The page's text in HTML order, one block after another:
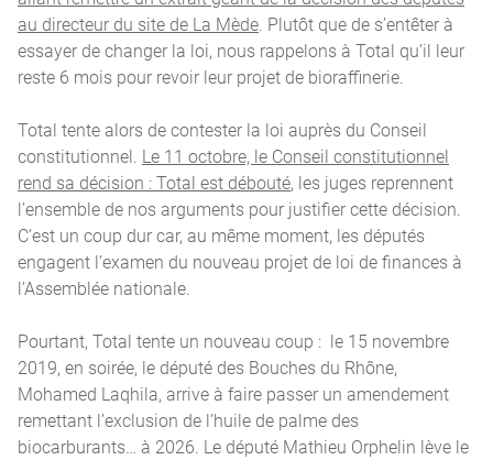
au directeur du site de La Mède. Plutôt que de s’entêter à
essayer de changer la loi, nous rappelons à Total qu’il leur
reste 6 mois pour revoir leur projet de bioraffinerie.
Total tente alors de contester la loi auprès du Conseil
constitutionnel. Le 11 octobre, le Conseil constitutionnel
rend sa décision : Total est débouté, les juges reprennent
l’ensemble de nos arguments pour justifier cette décision.
C’est un coup dur car, au même moment, les députés
engagent l’examen du nouveau projet de loi de finances à
l’Assemblée nationale.
Pourtant, Total tente un nouveau coup : le 15 novembre
2019, en soirée, le député des Bouches du Rhône,
Mohamed Laqhila, arrive à faire passer un amendement
remettant l’exclusion de l’huile de palme des
biocarburants… à 2026. Le député Mathieu Orphelin lève le